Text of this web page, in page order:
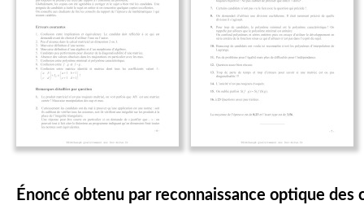
Énoncé obtenu par reconnaissance optique des